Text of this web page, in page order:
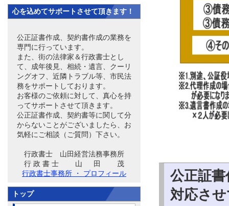
公正証
対応さ
心を込めてサポートさせて頂きます！
公正証書作成、契約書作成の業務を
専門に行っています。
また、街の法律家＆行政書士とし
て、成年後見、相続・遺言、クーリ
ングオフ、近隣トラブル等、市民法
務をサポートしております。
お客様のご依頼に対して、真心を持
ってサポートさせて頂きます。
公正証書作成、契約書等に関して分
からないことがございましたら、お
気軽にご相談（ご質問）下さい。
行政書士 山田経営法務事務所
行 政 書 士 山 田 茂
行政書士事務所 ・ プロフィール
トップ